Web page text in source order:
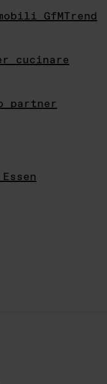
GfMTrend
cucinare
partner